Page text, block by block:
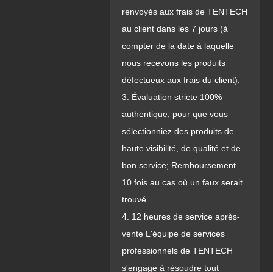
renvoyés aux frais de TENTECH
au client dans les 7 jours (à
compter de la date à laquelle
nous recevons les produits
défectueux aux frais du client).
3. Évaluation stricte 100%
authentique, pour que vous
sélectionniez des produits de
haute visibilité, de qualité et de
bon service; Remboursement
10 fois au cas où un faux serait
trouvé.
4. 12 heures de service après-
vente L'équipe de services
professionnels de TENTECH
s'engage à résoudre tout